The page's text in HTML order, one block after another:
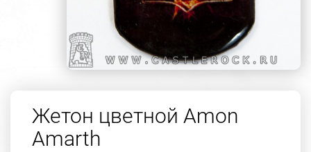
Жетон цветной Amon
Amarth